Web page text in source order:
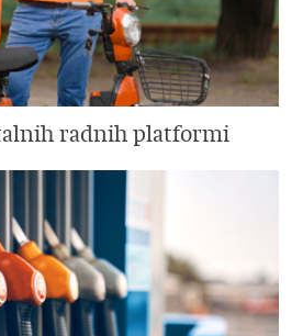
radnih platformi